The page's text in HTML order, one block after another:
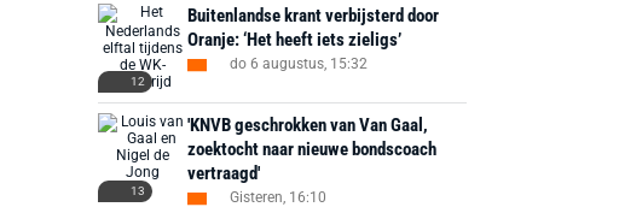
12
Buitenlandse krant verbijsterd door
Oranje: ‘Het heeft iets zieligs’
do 6 augustus, 15:32
13
'KNVB geschrokken van Van Gaal,
zoektocht naar nieuwe bondscoach
vertraagd'
Gisteren, 16:10